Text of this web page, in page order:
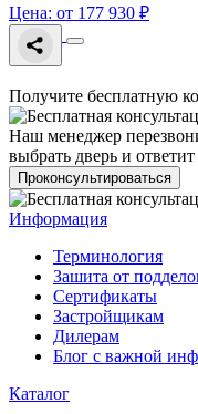
Цена: от 177 930 ₽
Получите бесплатную
Наш менеджер
выбрать дверь и
Проконсультироваться
Информация
Терминология
Зашита от
Сертификаты
Застройщикам
Дилерам
Блог с важной
Каталог